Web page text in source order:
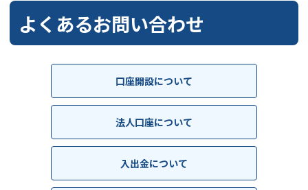
よくあるお問い合わせ
口座開設について
法人口座について
入出金について